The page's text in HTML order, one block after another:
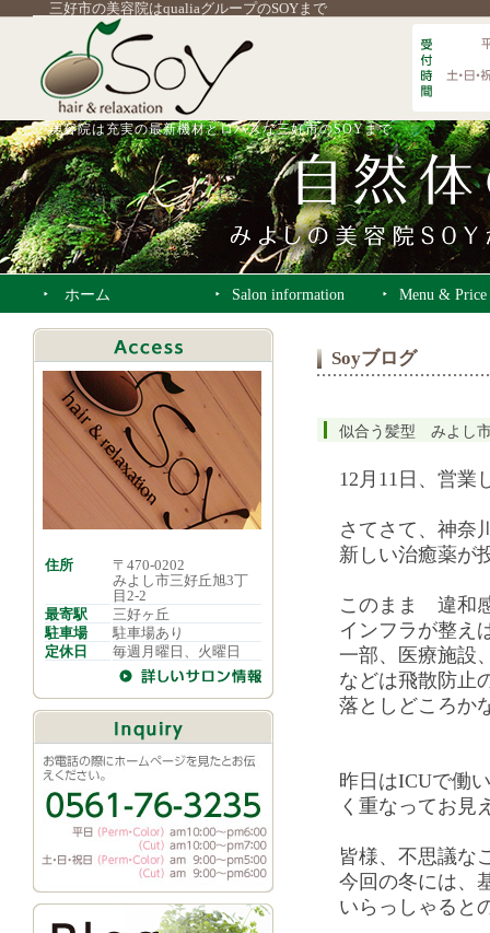
三好市の美容院はqualiaグループのSOYまで
美容院は充実の最新機材とロハスな三好市のSOYまで
ホーム Salon information Menu & Price
Soyブログ
似合う髪型 みよし
12月11日、営業
さてさて、神奈
新しい治癒薬が
このまま 違和
インフラが整え
一部、医療施設
などは飛散防止
落としどころか
昨日はICUで働
く重なってお見
皆様、不思議な
今回の冬には、
いらっしゃると
住所
〒470-0202
みよし市三好丘旭3丁
目2-2
最寄駅
三好ヶ丘
駐車場
駐車場あり
定休日
毎週月曜日、火曜日